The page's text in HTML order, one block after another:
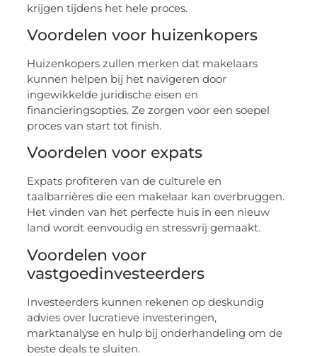
krijgen tijdens het hele proces.
Voordelen voor huizenkopers
Huizenkopers zullen merken dat makelaars
kunnen helpen bij het navigeren door
ingewikkelde juridische eisen en
financieringsopties. Ze zorgen voor een soepel
proces van start tot finish.
Voordelen voor expats
Expats profiteren van de culturele en
taalbarrières die een makelaar kan overbruggen.
Het vinden van het perfecte huis in een nieuw
land wordt eenvoudig en stressvrij gemaakt.
Voordelen voor
vastgoedinvesteerders
Investeerders kunnen rekenen op deskundig
advies over lucratieve investeringen,
marktanalyse en hulp bij onderhandeling om de
beste deals te sluiten.